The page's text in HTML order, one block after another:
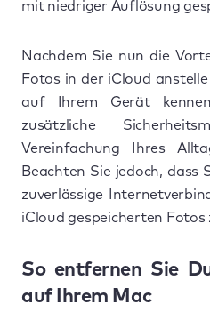
mit niedriger Auflösung
Nachdem Sie nun die
Fotos in der iCloud
auf Ihrem Gerät
zusätzliche
Vereinfachung Ihres
Beachten Sie jedoch, dass
zuverlässige
iCloud gespeicherten Fotos
So entfernen Sie
auf Ihrem Mac